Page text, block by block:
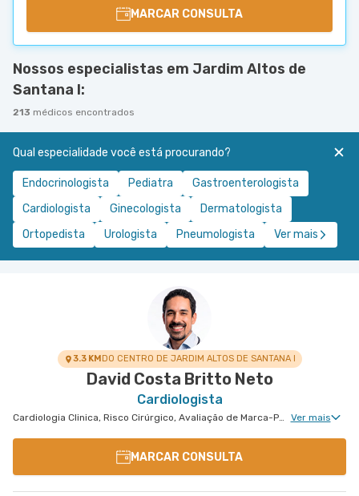
MARCAR CONSULTA
Nossos especialistas em Jardim Altos de
Santana I:
213 médicos encontrados
Qual especialidade você está procurando?
Endocrinologista Pediatra
Gastroenterologista
Cardiologista
Ginecologista
Dermatologista
Ortopedista
Urologista Pneumologista Ver mais
3.3 KMDO CENTRO DE JARDIM ALTOS DE SANTANA I
David Costa Britto Neto
Cardiologista
Cardiologia Clinica, Risco Cirúrgico, Avaliação de Marca-Passo, Desfibrilador e Ressincronizador, Arritmologia Ver mais
MARCAR CONSULTA